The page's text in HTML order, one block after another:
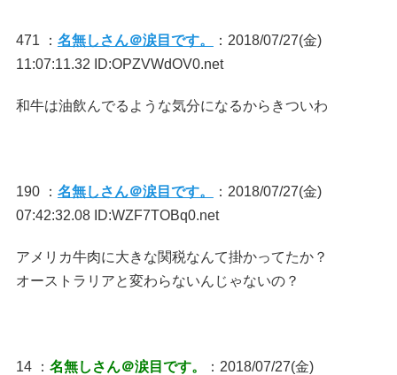
471 ： 名無しさん＠涙目です。
：2018/07/27(金)
11:07:11.32 ID:OPZVWdOV0.net
和牛は油飲んでるような気分になるからきついわ
190 ： 名無しさん＠涙目です。
：2018/07/27(金)
07:42:32.08 ID:WZF7TOBq0.net
アメリカ牛肉に大きな関税なんて掛かってたか？
オーストラリアと変わらないんじゃないの？
14 ： 名無しさん＠涙目です。
：2018/07/27(金)